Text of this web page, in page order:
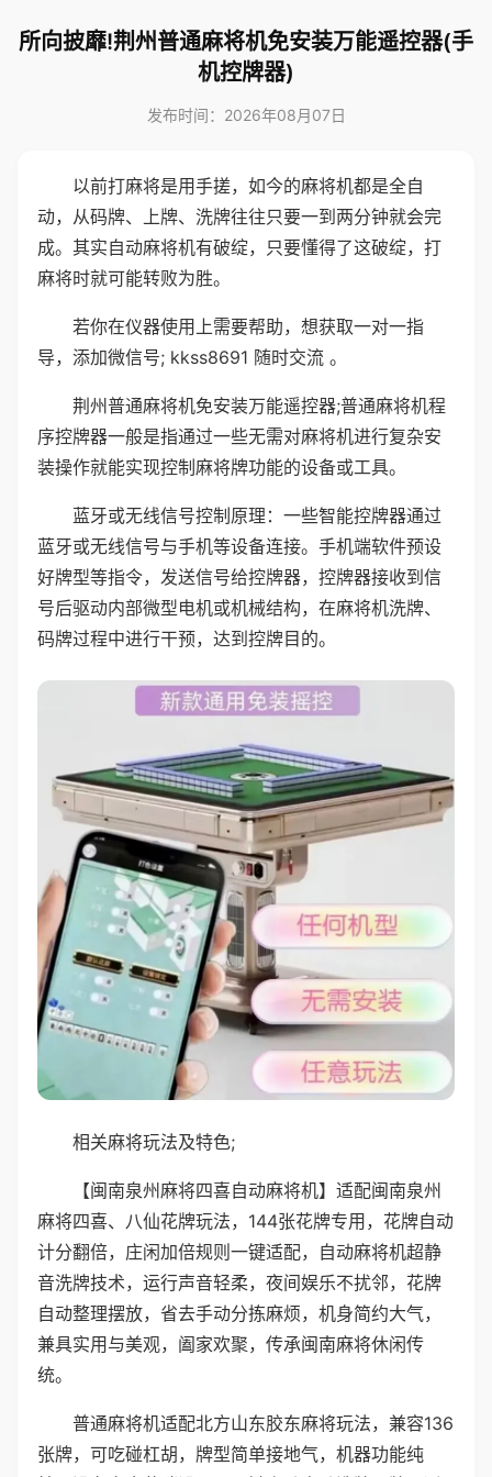
所向披靡!荆州普通麻将机免安装万能遥控器(手
机控牌器)
发布时间：2026年08月07日
以前打麻将是用手搓，如今的麻将机都是全自
动，从码牌、上牌、洗牌往往只要一到两分钟就会完
成。其实自动麻将机有破绽，只要懂得了这破绽，打
麻将时就可能转败为胜。
若你在仪器使用上需要帮助，想获取一对一指
导，添加微信号; kkss8691 随时交流 。
荆州普通麻将机免安装万能遥控器;普通麻将机程
序控牌器一般是指通过一些无需对麻将机进行复杂安
装操作就能实现控制麻将牌功能的设备或工具。
蓝牙或无线信号控制原理：一些智能控牌器通过
蓝牙或无线信号与手机等设备连接。手机端软件预设
好牌型等指令，发送信号给控牌器，控牌器接收到信
号后驱动内部微型电机或机械结构，在麻将机洗牌、
码牌过程中进行干预，达到控牌目的。
相关麻将玩法及特色;
【闽南泉州麻将四喜自动麻将机】适配闽南泉州
麻将四喜、八仙花牌玩法，144张花牌专用，花牌自动
计分翻倍，庄闲加倍规则一键适配，自动麻将机超静
音洗牌技术，运行声音轻柔，夜间娱乐不扰邻，花牌
自动整理摆放，省去手动分拣麻烦，机身简约大气，
兼具实用与美观，阖家欢聚，传承闽南麻将休闲传
统。
普通麻将机适配北方山东胶东麻将玩法，兼容136
张牌，可吃碰杠胡，牌型简单接地气，机器功能纯